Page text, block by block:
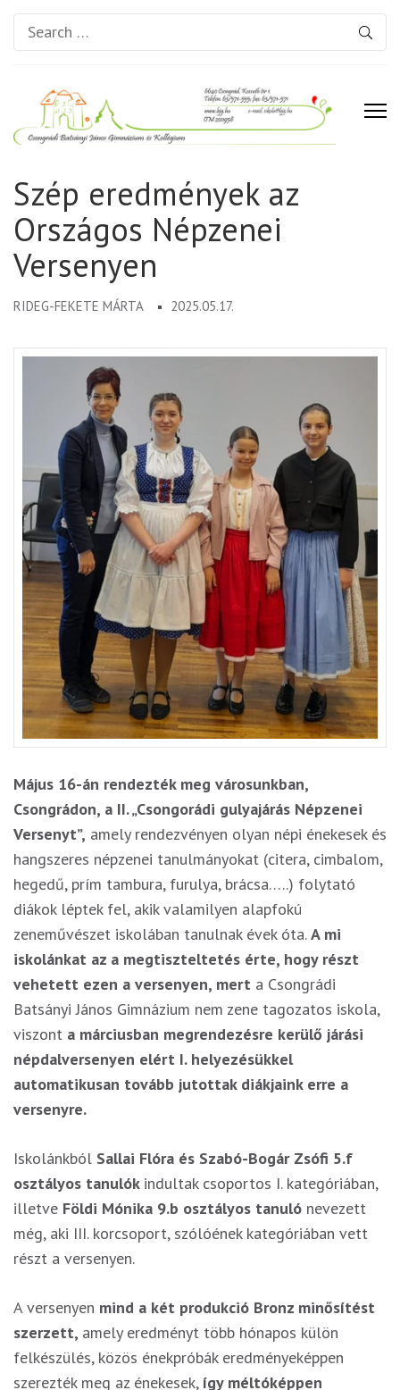
Search
for:
Gimnázium és Kollégium
Szép eredmények az
Országos Népzenei
Versenyen
RIDEG-FEKETE MÁRTA 2025.05.17.
Május 16-án rendezték meg városunkban,
Csongrádon, a II. „Csongorádi gulyajárás Népzenei
Versenyt”, amely rendezvényen olyan népi énekesek és
hangszeres népzenei tanulmányokat (citera, cimbalom,
hegedű, prím tambura, furulya, brácsa…..) folytató
diákok léptek fel, akik valamilyen alapfokú
zeneművészet iskolában tanulnak évek óta.A mi
iskolánkat az a megtiszteltetés érte, hogy részt
vehetett ezen a versenyen, mert a Csongrádi
Batsányi János Gimnázium nem zene tagozatos iskola,
viszont a márciusban megrendezésre kerülő járási
népdalversenyen elért I. helyezésükkel
automatikusan tovább jutottak diákjaink erre a
versenyre.
Iskolánkból Sallai Flóra és Szabó-Bogár Zsófi 5.f
osztályos tanulók indultak csoportos I. kategóriában,
illetve Földi Mónika 9.b osztályos tanuló nevezett
még, aki III. korcsoport, szólóének kategóriában vett
részt a versenyen.
A versenyen mind a két produkció Bronz minősítést
szerzett, amely eredményt több hónapos külön
felkészülés, közös énekpróbák eredményeképpen
szerezték meg az énekesek, így méltóképpen